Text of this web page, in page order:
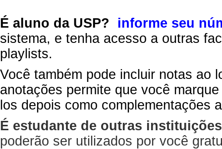
É aluno da USP?
informe seu
sistema, e tenha acesso a outras
playlists.
Você também pode incluir notas ao
anotações permite que você
los depois como complementações
É estudante de outras
poderão ser utilizados por você